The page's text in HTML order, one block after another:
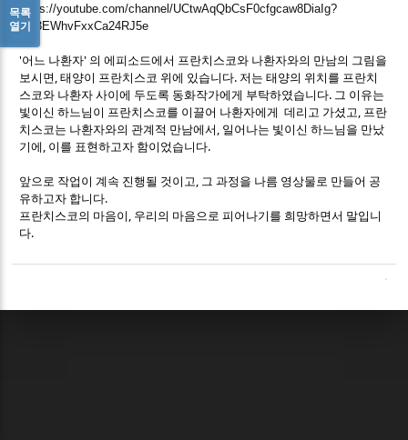
https://youtube.com/channel/UCtwAqQbCsF0cfgcaw8DiaIg?
si=3EWhvFxxCa24RJ5e
'어느 나환자' 의 에피소드에서 프란치스코와 나환자와의 만남의 그림을
보시면, 태양이 프란치스코 위에 있습니다. 저는 태양의 위치를 프란치
스코와 나환자 사이에 두도록 동화작가에게 부탁하였습니다. 그 이유는
빛이신 하느님이 프란치스코를 이끌어 나환자에게 데리고 가셨고, 프란
치스코는 나환자와의 관계적 만남에서, 일어나는 빛이신 하느님을 만났
기에, 이를 표현하고자 함이었습니다.
앞으로 작업이 계속 진행될 것이고, 그 과정을 나름 영상물로 만들어 공
유하고자 합니다.
프란치스코의 마음이, 우리의 마음으로 피어나기를 희망하면서 말입니
다.
목록
열기